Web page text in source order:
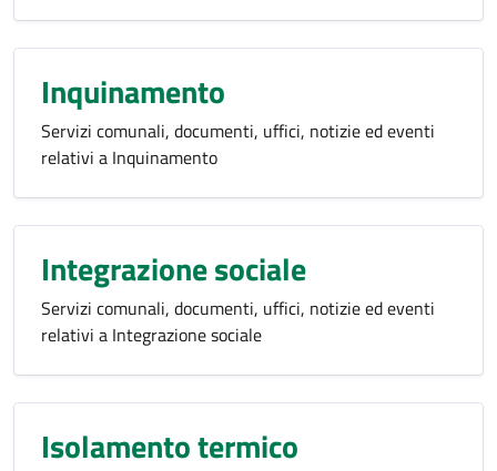
Inquinamento
Servizi comunali, documenti, uffici, notizie ed eventi
relativi a Inquinamento
Integrazione sociale
Servizi comunali, documenti, uffici, notizie ed eventi
relativi a Integrazione sociale
Isolamento termico